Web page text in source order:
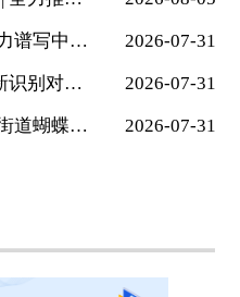
开局起步“十五五”——奋力谱写中国式现代... 2026-07-31
关于临夏市2026年7月份新识别对象结果... 2026-07-31
【“九大百日攻坚”】八坊街道蝴蝶楼社区开... 2026-07-31